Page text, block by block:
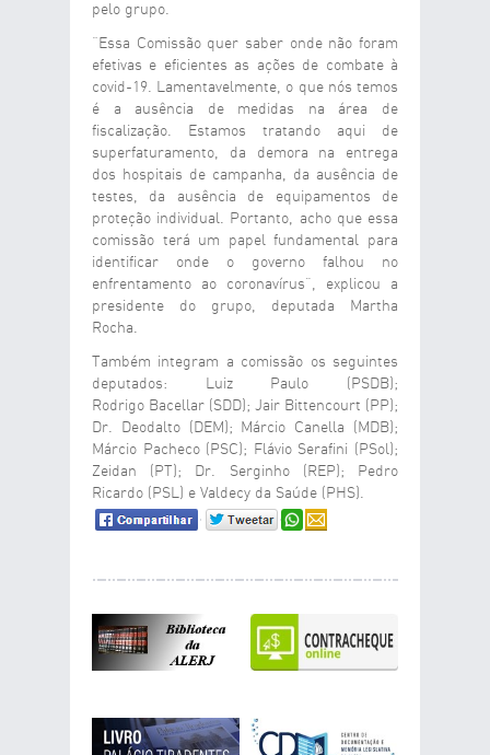
pelo grupo.
“Essa Comissão quer saber onde não foram
efetivas e eficientes as ações de combate à
covid-19. Lamentavelmente, o que nós temos
é a ausência de medidas na área de
fiscalização. Estamos tratando aqui de
superfaturamento, da demora na entrega
dos hospitais de campanha, da ausência de
testes, da ausência de equipamentos de
proteção individual. Portanto, acho que essa
comissão terá um papel fundamental para
identificar onde o governo falhou no
enfrentamento ao coronavírus”, explicou a
presidente do grupo, deputada Martha
Rocha.
Também integram a comissão os seguintes
deputados: Luiz Paulo (PSDB);
Rodrigo Bacellar (SDD); Jair Bittencourt (PP);
Dr. Deodalto (DEM); Márcio Canella (MDB);
Márcio Pacheco (PSC); Flávio Serafini (PSol);
Zeidan (PT); Dr. Serginho (REP); Pedro
Ricardo (PSL) e Valdecy da Saúde (PHS).